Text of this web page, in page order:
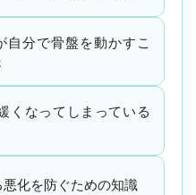
自分で骨盤を動かすこ
くなってしまっている
化を防ぐための知識